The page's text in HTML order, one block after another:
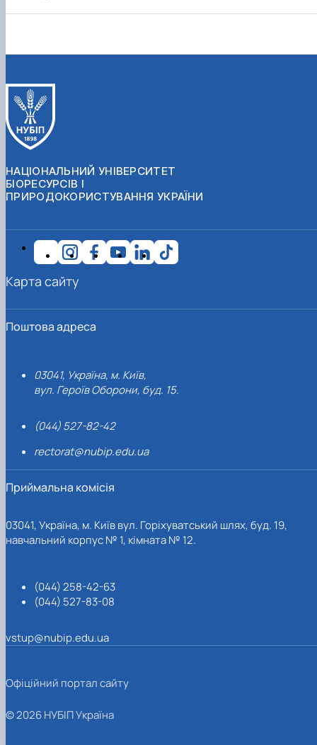
НАЦІОНАЛЬНИЙ УНІВЕРСИТЕТ
БІОРЕСУРСІВ І
ПРИРОДОКОРИСТУВАННЯ УКРАЇНИ
Поштова адреса
03041, Україна, м. Київ,
вул. Героїв Оборони, буд. 15.
(044) 527-82-42
rectorat@nubip.edu.ua
Приймальна комісія
03041, Україна, м. Київ вул. Горіхуватський шлях, буд. 19,
навчальний корпус № 1, кімната № 12.
(044) 258-42-63
(044) 527-83-08
vstup@nubip.edu.ua
Карта сайту
Офіційний портал сайту
© 2026 НУБІП Україна